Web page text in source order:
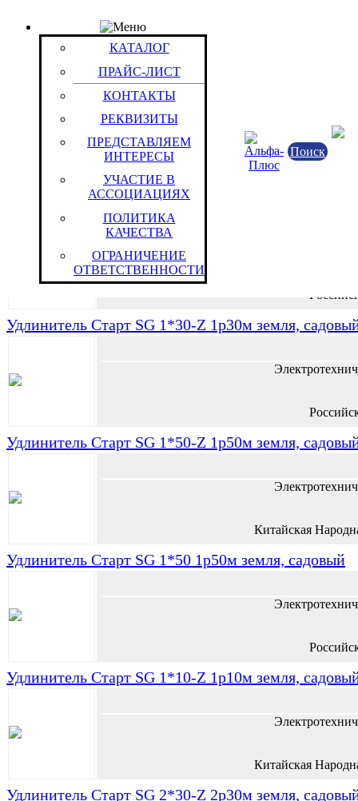
КАТАЛОГ
ПРАЙС-ЛИСТ
КОНТАКТЫ
РЕКВИЗИТЫ
ПРЕДСТАВЛЯЕМ
ИНТЕРЕСЫ
УЧАСТИЕ В
АССОЦИАЦИЯХ
ПОЛИТИКА
КАЧЕСТВА
ОГРАНИЧЕНИЕ
ОТВЕТСТВЕННОСТИ
Поиск
Группа: Садовые
Группы / Товары
Удлинитель Старт SG 1*25-Z 1р25м земля,
Удлинитель Старт SG 1*30-Z 1р30м земля,
Удлинитель Старт SG 1*50-Z 1р50м земля,
Китайская
Удлинитель Старт SG 1*50 1р50м земля, садовый
Удлинитель Старт SG 1*10-Z 1р10м земля,
Китайская
Удлинитель Старт SG 2*30-Z 2р30м земля,